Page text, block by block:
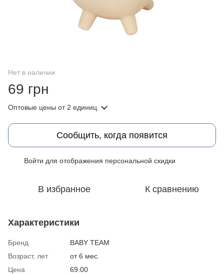
Нет в наличии
69 грн
Оптовые цены от 2 единиц
Сообщить, когда появится
Войти для отображения персональной скидки
В избранное К сравнению
Характеристики
Бренд
BABY TEAM
Возраст, лет
от 6 мес.
Цена
69.00